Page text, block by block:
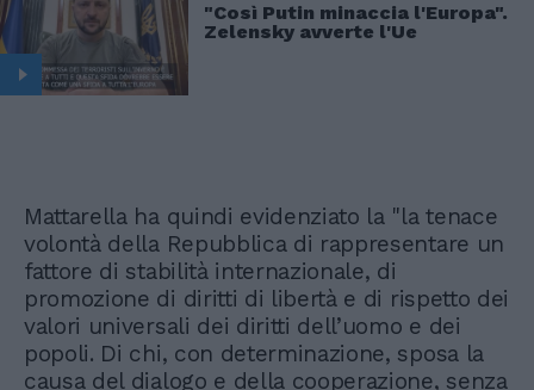
"Così Putin minaccia l'Europa".
Zelensky avverte l'Ue
Mattarella ha quindi evidenziato la "la tenace
volontà della Repubblica di rappresentare un
fattore di stabilità internazionale, di
promozione di diritti di libertà e di rispetto dei
valori universali dei diritti dell’uomo e dei
popoli. Di chi, con determinazione, sposa la
causa del dialogo e della cooperazione, senza